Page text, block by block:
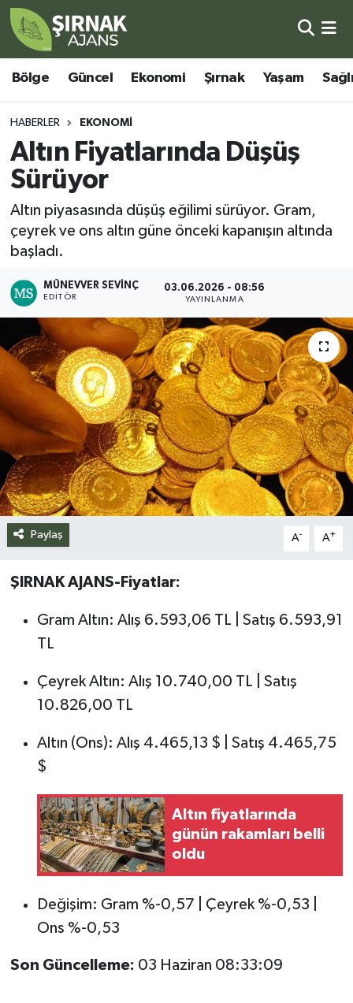
Bölge Güncel Ekonomi Şırnak Yaşam
HABERLER EKONOMI
Altın Fiyatlarında Düşüş
Sürüyor
Altın piyasasında düşüş eğilimi sürüyor. Gram,
çeyrek ve ons altın güne önceki kapanışın altında
başladı.
MÜNEVVER SEVINÇ
EDITÖR
03.06.2026 - 08:56
YAYINLANMA
Paylaş A- A+
ŞIRNAK AJANS-Fiyatlar:
Gram Altın: Alış 6.593,06 TL | Satış 6.593,91
TL
Çeyrek Altın: Alış 10.740,00 TL | Satış
10.826,00 TL
Altın (Ons): Alış 4.465,13 $ | Satış 4.465,75
$
Altın fiyatlarında
günün rakamları belli
oldu
Değişim: Gram %-0,57 | Çeyrek %-0,53 |
Ons %-0,53
Son Güncelleme: 03 Haziran 08:33:09
Bölge
Güncel
Ekonomi
Şırnak
Yaşam
Sağlık
Eğitim
Kültür - Sanat
Siyaset
Spor
Teknoloji
Yazarlar
Şırnak Nöbetçi Eczaneler
Şırnak Hava Durumu
Şirnak Namaz Vakitleri
Şırnak Trafik Yoğunluk Haritası
Süper Lig Puan Durumu ve Fikstür
Tüm Manşetler
Son Dakika Haberleri
Haber Arşivi